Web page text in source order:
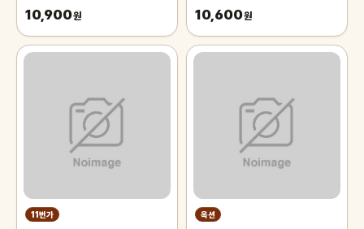
10,900원 10,600원
11번가 옥션